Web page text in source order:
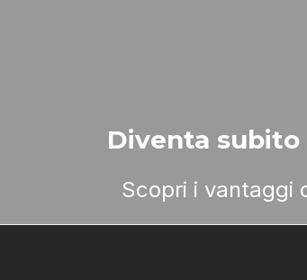
Diventa
Scopri i vantaggi